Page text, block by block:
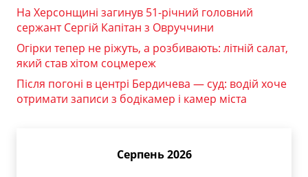
На Херсонщині загинув 51-річний головний
сержант Сергій Капітан з Овруччини
Огірки тепер не ріжуть, а розбивають: літній салат,
який став хітом соцмереж
Після погоні в центрі Бердичева — суд: водій хоче
отримати записи з бодікамер і камер міста
Серпень 2026